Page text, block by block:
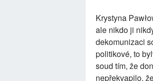
Krystyna
ale nikdo ji
dekomunizaci
politikové, to
soud tím, že
nepřekvapilo,